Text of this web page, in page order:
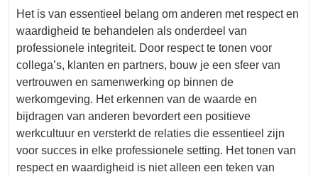
Het is van essentieel belang om anderen met respect en
waardigheid te behandelen als onderdeel van
professionele integriteit. Door respect te tonen voor
collega’s, klanten en partners, bouw je een sfeer van
vertrouwen en samenwerking op binnen de
werkomgeving. Het erkennen van de waarde en
bijdragen van anderen bevordert een positieve
werkcultuur en versterkt de relaties die essentieel zijn
voor succes in elke professionele setting. Het tonen van
respect en waardigheid is niet alleen een teken van